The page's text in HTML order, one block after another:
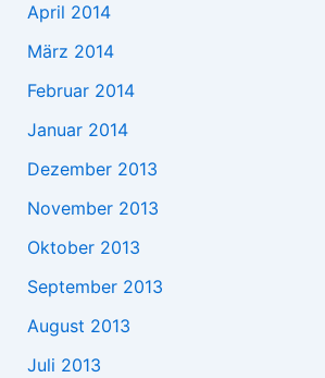
April 2014
März 2014
Februar 2014
Januar 2014
Dezember 2013
November 2013
Oktober 2013
September 2013
August 2013
Juli 2013